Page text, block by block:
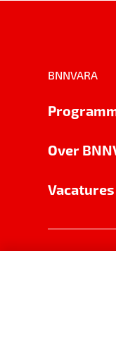
BNNVARA
Over
Vacatures